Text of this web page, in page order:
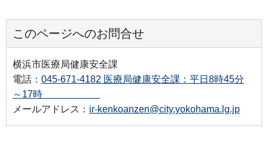
このページへのお問合せ
横浜市医療局健康安全課
電話： 045-671-4182 医療局健康安全課：平日8時45分
～17時
メールアドレス： ir-kenkoanzen@city.yokohama.lg.jp